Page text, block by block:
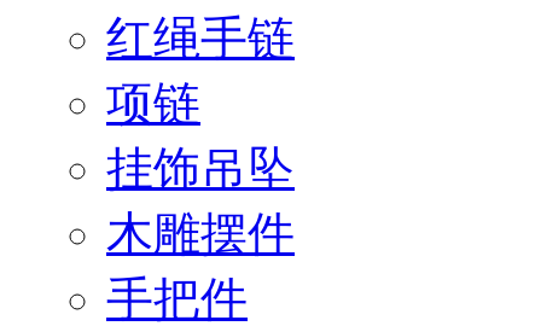
红绳手链
项链
挂饰吊坠
木雕摆件
手把件